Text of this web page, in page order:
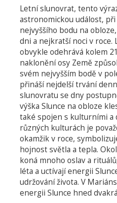
Letní slunovrat, tento
astronomickou událost,
nejvyššího bodu na
dni a nejkratší noci v roce.
obvykle odehrává kolem
naklonění osy Země
svém nejvyšším bodě v
přináší nejdelší trvání
slunovratu se dny
výška Slunce na obloze
také spojen s kulturními a
různých kulturách je
okamžik v roce,
hojnost světla a tepla.
koná mnoho oslav a
léta a uctívají energii
udržování života. V
energii Slunce hned